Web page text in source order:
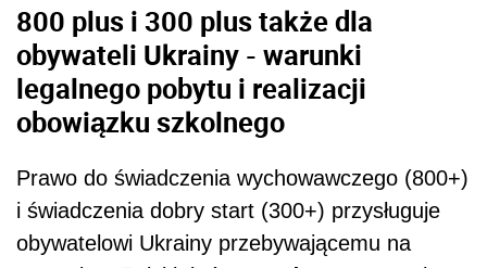
800 plus i 300 plus także dla
obywateli Ukrainy - warunki
legalnego pobytu i realizacji
obowiązku szkolnego
Prawo do świadczenia wychowawczego (800+)
i świadczenia dobry start (300+) przysługuje
obywatelowi Ukrainy przebywającemu na